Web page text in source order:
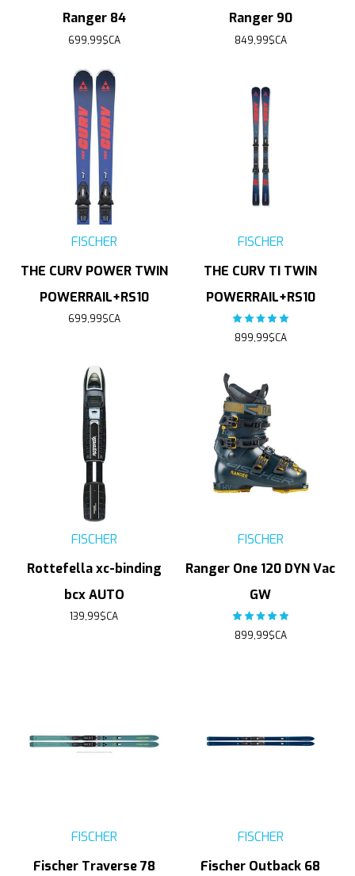
Ranger 84
699,99$CA
Ranger 90
849,99$CA
FISCHER
THE CURV POWER TWIN
POWERRAIL+RS10
699,99$CA
FISCHER
THE CURV TI TWIN
POWERRAIL+RS10
The rating of this
899,99$CA
FISCHER
Rottefella xc-binding
bcx AUTO
139,99$CA
FISCHER
Ranger One 120 DYN Vac
GW
The rating of this
899,99$CA
FISCHER
Fischer Traverse 78
FISCHER
Fischer Outback 68